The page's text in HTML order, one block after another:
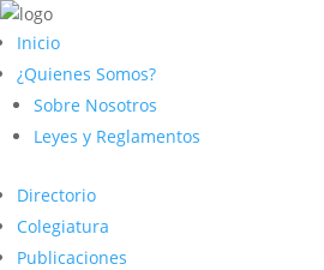
Inicio
¿Quienes Somos?
Sobre Nosotros
Leyes y Reglamentos
Directorio
Colegiatura
Publicaciones